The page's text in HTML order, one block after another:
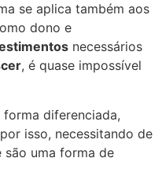
se aplica também aos
dono e
necessários
, é quase impossível
diferenciada,
isso, necessitando de
são uma forma de